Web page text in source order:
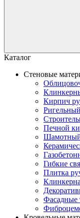
Каталог
Стеновые
Кирпич
Печной
Гибкие
Плитка
Фасадные